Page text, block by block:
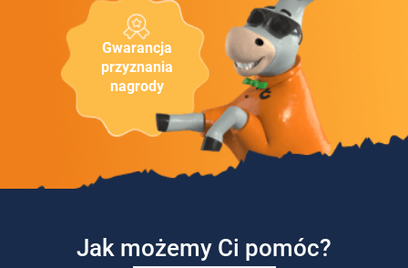
Gwarancja
przyznania
nagrody
Jak możemy Ci pomóc?